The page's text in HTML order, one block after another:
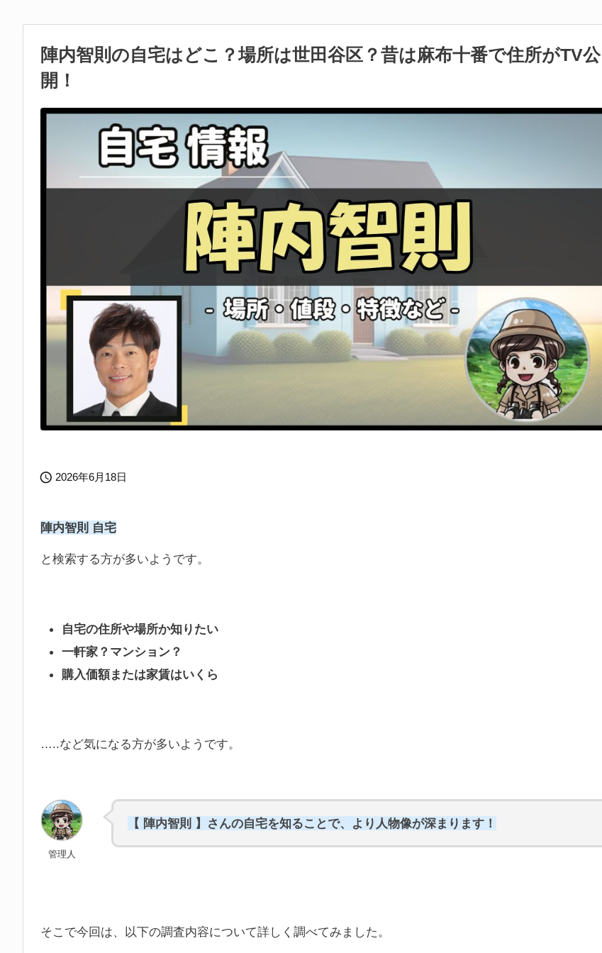
陣内智則の自宅はどこ？場所は世田谷区？昔は麻布十番で住所がTV公
開！
 2026年6月18日
陣内智則 自宅
と検索する方が多いようです。
自宅の住所や場所か知りたい
一軒家？マンション？
購入価額または家賃はいくら
…..など気になる方が多いようです。
管理人
【 陣内智則 】さんの自宅を知ることで、より人物像が深まります！
そこで今回は、以下の調査内容について詳しく調べてみました。